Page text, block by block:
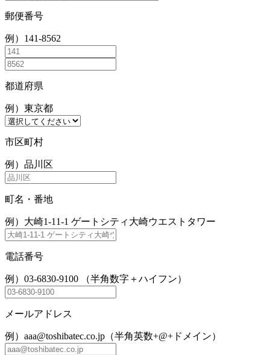
郵便番号
例）141-8562
都道府県
例）東京都
市区町村
例）品川区
町名・番地
例）大崎1-11-1 ゲートシティ大崎ウエストタワー
電話番号
例）03-6830-9100 （半角数字＋ハイフン）
メールアドレス
例）aaa@toshibatec.co.jp（半角英数+@+ドメイン）